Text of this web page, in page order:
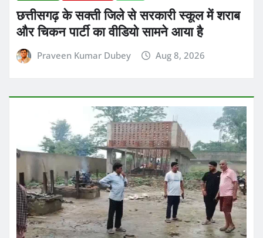
छत्तीसगढ़ के सक्ती जिले से सरकारी स्कूल में शराब
और चिकन पार्टी का वीडियो सामने आया है
Praveen Kumar Dubey Aug 8, 2026